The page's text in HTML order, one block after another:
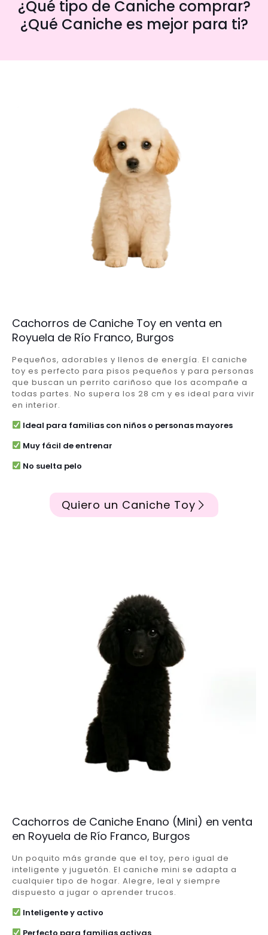
¿Qué tipo de Caniche comprar?
¿Qué Caniche es mejor para ti?
Cachorros de Caniche Toy en venta en
Royuela de Río Franco, Burgos
Pequeños, adorables y llenos de energía. El caniche
toy es perfecto para pisos pequeños y para personas
que buscan un perrito cariñoso que los acompañe a
todas partes. No supera los 28 cm y es ideal para vivir
en interior.
Ideal para familias con niños o personas mayores
Muy fácil de entrenar
No suelta pelo
Quiero un Caniche Toy
Cachorros de Caniche Enano (Mini) en venta
en Royuela de Río Franco, Burgos
Un poquito más grande que el toy, pero igual de
inteligente y juguetón. El caniche mini se adapta a
cualquier tipo de hogar. Alegre, leal y siempre
dispuesto a jugar o aprender trucos.
Inteligente y activo
Perfecto para familias activas